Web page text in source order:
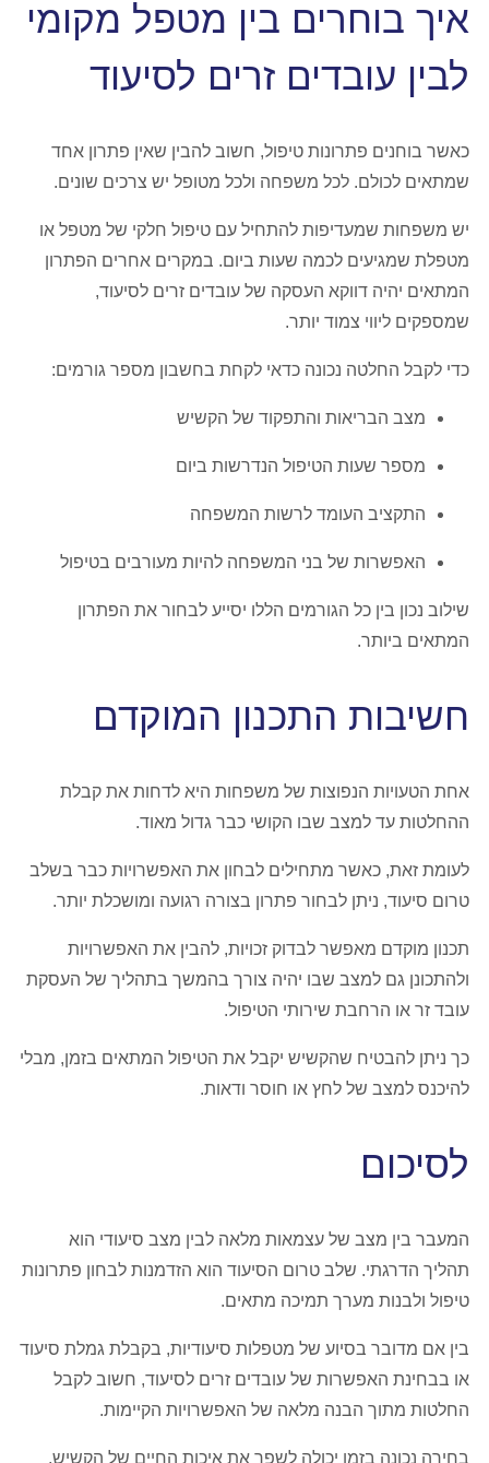
איך בוחרים בין מטפל מקומי
לבין עובדים זרים לסיעוד
כאשר בוחנים פתרונות טיפול, חשוב להבין שאין פתרון אחד
שמתאים לכולם. לכל משפחה ולכל מטופל יש צרכים שונים.
יש משפחות שמעדיפות להתחיל עם טיפול חלקי של מטפל או
מטפלת שמגיעים לכמה שעות ביום. במקרים אחרים הפתרון
המתאים יהיה דווקא העסקה של עובדים זרים לסיעוד,
שמספקים ליווי צמוד יותר.
כדי לקבל החלטה נכונה כדאי לקחת בחשבון מספר גורמים:
מצב הבריאות והתפקוד של הקשיש
מספר שעות הטיפול הנדרשות ביום
התקציב העומד לרשות המשפחה
האפשרות של בני המשפחה להיות מעורבים בטיפול
שילוב נכון בין כל הגורמים הללו יסייע לבחור את הפתרון
המתאים ביותר.
חשיבות התכנון המוקדם
אחת הטעויות הנפוצות של משפחות היא לדחות את קבלת
ההחלטות עד למצב שבו הקושי כבר גדול מאוד.
לעומת זאת, כאשר מתחילים לבחון את האפשרויות כבר בשלב
טרום סיעוד, ניתן לבחור פתרון בצורה רגועה ומושכלת יותר.
תכנון מוקדם מאפשר לבדוק זכויות, להבין את האפשרויות
ולהתכונן גם למצב שבו יהיה צורך בהמשך בתהליך של העסקת
עובד זר או הרחבת שירותי הטיפול.
כך ניתן להבטיח שהקשיש יקבל את הטיפול המתאים בזמן, מבלי
להיכנס למצב של לחץ או חוסר ודאות.
לסיכום
המעבר בין מצב של עצמאות מלאה לבין מצב סיעודי הוא
תהליך הדרגתי. שלב טרום הסיעוד הוא הזדמנות לבחון פתרונות
טיפול ולבנות מערך תמיכה מתאים.
בין אם מדובר בסיוע של מטפלות סיעודיות, בקבלת גמלת סיעוד
או בבחינת האפשרות של עובדים זרים לסיעוד, חשוב לקבל
החלטות מתוך הבנה מלאה של האפשרויות הקיימות.
בחירה נכונה בזמן יכולה לשפר את איכות החיים של הקשיש,